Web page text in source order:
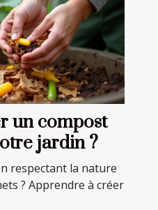
un compost
jardin ?
respectant la nature
? Apprendre à créer